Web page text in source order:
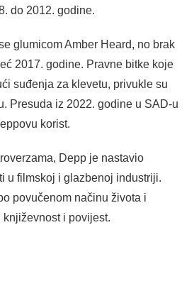
do 2012. godine.
glumicom Amber Heard, no brak
2017. godine. Pravne bitke koje
suđenja za klevetu, privukle su
Presuda iz 2022. godine u SAD-u
korist.
Depp je nastavio
u filmskoj i glazbenoj industriji.
povučenom načinu života i
književnost i povijest.